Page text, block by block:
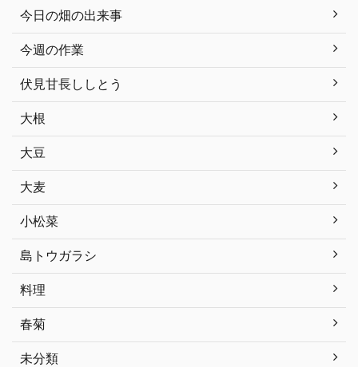
今日の畑の出来事
今週の作業
伏見甘長ししとう
大根
大豆
大麦
小松菜
島トウガラシ
料理
春菊
未分類